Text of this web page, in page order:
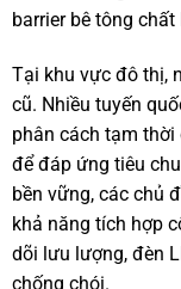
barrier bê tông
Tại khu vực đô thị,
cũ. Nhiều tuyến
phân cách tạm
để đáp ứng tiêu
bền vững, các chủ
khả năng tích hợp
dõi lưu lượng, đèn
chống chói.